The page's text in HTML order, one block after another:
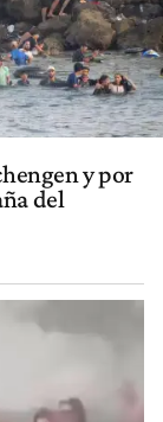
y por
del